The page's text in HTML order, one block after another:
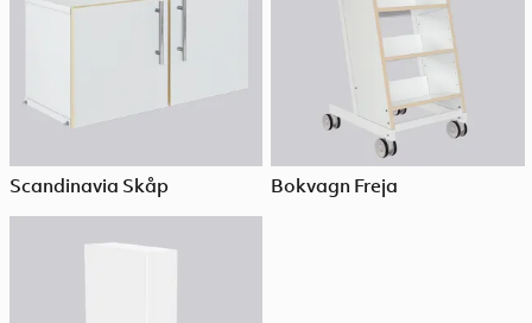
Scandinavia Skåp Bokvagn Freja